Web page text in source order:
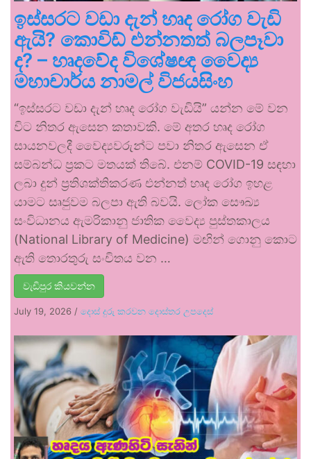
ඉස්සරට වඩා දැන් හෘද රෝග වැඩි
ඇයි? කොවිඩ් එන්නතත් බලපෑවා
ද? – හෘදවේද විශේෂඥ වෛද්‍ය
මහාචාර්ය නාමල් විජයසිංහ
“ඉස්සරට වඩා දැන් හෘද රෝග වැඩියි” යන්න මේ වන
විට නිතර ඇසෙන කතාවකි. මේ අතර හෘද රෝග
සායනවලදී වෛද්‍යවරුන්ට පවා නිතර ඇසෙන ඒ
සම්බන්ධ ප්‍රකට මතයක් තිබේ. එනම් COVID-19 සඳහා
ලබා දුන් ප්‍රතිශක්තිකරණ එන්නත් හෘද රෝග ඉහළ
යාමට සෘජුවම බලපා ඇති බවයි. ලෝක සෞඛ්‍ය
සංවිධානය ඇමරිකානු ජාතික වෛද්‍ය පුස්තකාලය
(National Library of Medicine) මඟින් ගොනු කොට
ඇති තොරතුරු සංචිතය වන …
වැඩිපුර කියවන්න
July 19, 2026 / දොස් දුරු කරවන දොස්තර උපදෙස්